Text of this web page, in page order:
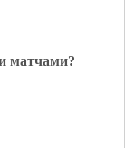
матчами?